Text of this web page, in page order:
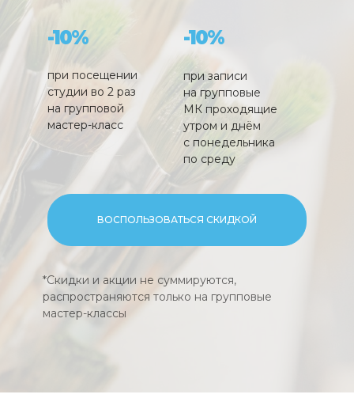
*Скидки и акции не суммируются,
распространяются только на групповые
мастер-классы
ВОСПОЛЬЗОВАТЬСЯ СКИДКОЙ
при записи
на групповые
МК проходящие
утром и днём
с понедельника
по среду
-10%
при посещении
студии во 2 раз
на групповой
мастер-класс
-10%